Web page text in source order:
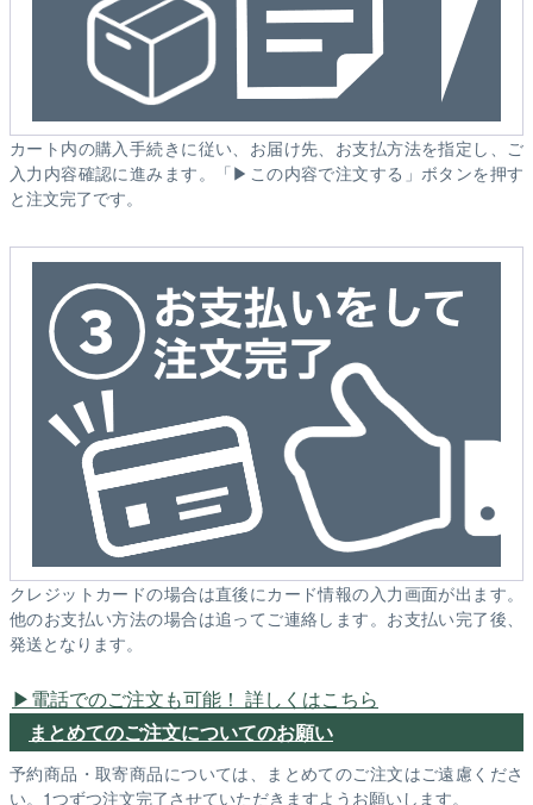
カート内の購入手続きに従い、お届け先、お支払方法を指定し、ご
入力内容確認に進みます。「▶この内容で注文する」ボタンを押す
と注文完了です。
クレジットカードの場合は直後にカード情報の入力画面が出ます。
他のお支払い方法の場合は追ってご連絡します。お支払い完了後、
発送となります。
電話でのご注文も可能！ 詳しくはこちら
まとめてのご注文についてのお願い
予約商品・取寄商品については、まとめてのご注文はご遠慮くださ
い。1つずつ注文完了させていただきますようお願いします。